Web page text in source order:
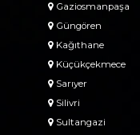
Gaziosmanpaşa
Güngören
Kağıthane
Küçükçekmece
Sarıyer
Silivri
Sultangazi